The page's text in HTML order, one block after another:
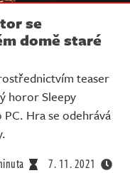
se
domě staré
teaser
horor Sleepy
Hra se odehrává
7. 11. 2021